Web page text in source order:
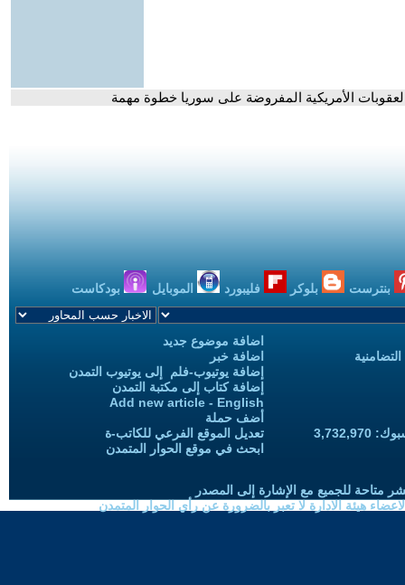
الأمريكية المفروضة على سوريا خطوة مهمة
بنترست بلوكر فليبورد الموبايل بودكاست
اضافة موضوع جديد
اضافة خبر
إضافة يوتيوب-فلم إلى يوتيوب التمدن
إضافة كتاب إلى مكتبة التمدن
Add new article - English
أضف حملة
تعديل الموقع الفرعي للكاتب-ة
ابحث في موقع الحوار المتمدن
متاحة للجميع مع الإشارة إلى المصدر
هيئة الادارة لا تعبر بالضرورة عن رأي الحوار المتمدن